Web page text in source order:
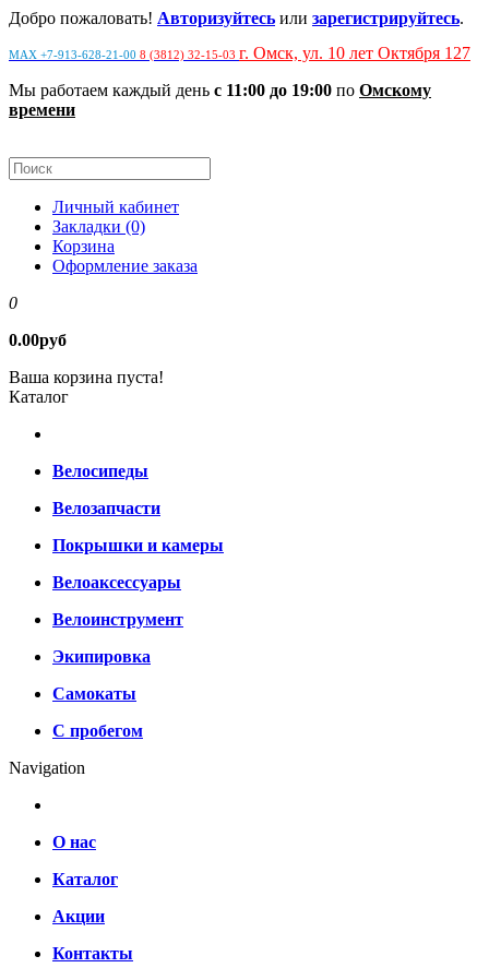
Добро пожаловать! Авторизуйтесь или зарегистрируйтесь.
MAX +7-913-628-21-00 8 (3812) 32-15-03 г. Омск, ул. 10 лет Октября 127
Мы работаем каждый день с 11:00 до 19:00 по Омскому
времени
Личный кабинет
Закладки (0)
Корзина
Оформление заказа
0
0.00руб
Ваша корзина пуста!
Каталог
Велосипеды
Велозапчасти
Покрышки и камеры
Велоаксессуары
Велоинструмент
Экипировка
Самокаты
С пробегом
Navigation
О нас
Каталог
Акции
Контакты